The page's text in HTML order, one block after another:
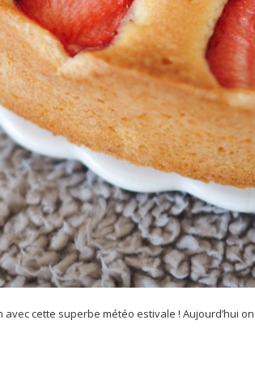
avec cette superbe météo estivale ! Aujourd’hui